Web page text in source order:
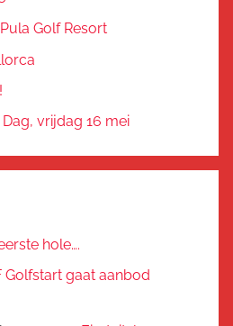
Golf Resort
vrijdag 16 mei
hole….
Golfstart gaat aanbod